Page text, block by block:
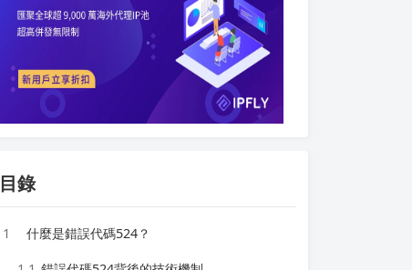
目錄
1 什麼是錯誤代碼524？